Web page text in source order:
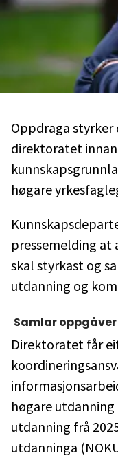
Oppdraga
direktoratet
høgare
pressemelding
skal styrkast og
utdanning og
Samlar
Direktoratet får
høgare
utdanning frå
utdanninga